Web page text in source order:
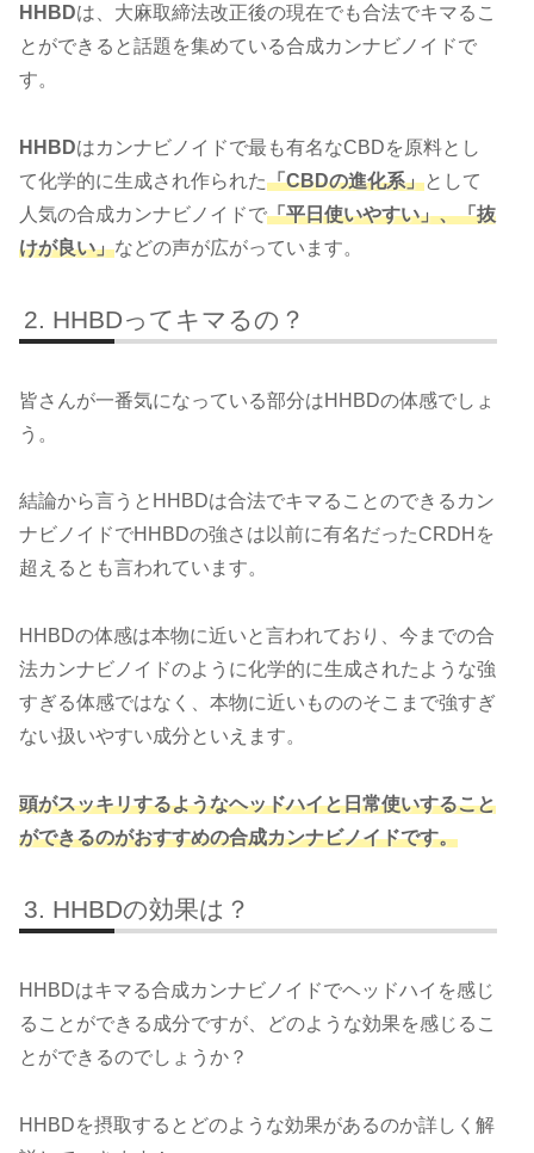
HHBDは、大麻取締法改正後の現在でも合法でキマるこ
とができると話題を集めている合成カンナビノイドで
す。
HHBDはカンナビノイドで最も有名なCBDを原料とし
て化学的に生成され作られた「CBDの進化系」として
人気の合成カンナビノイドで「平日使いやすい」、「抜
けが良い」などの声が広がっています。
HHBDってキマるの？
皆さんが一番気になっている部分はHHBDの体感でしょ
う。
結論から言うとHHBDは合法でキマることのできるカン
ナビノイドでHHBDの強さは以前に有名だったCRDHを
超えるとも言われています。
HHBDの体感は本物に近いと言われており、今までの合
法カンナビノイドのように化学的に生成されたような強
すぎる体感ではなく、本物に近いもののそこまで強すぎ
ない扱いやすい成分といえます。
頭がスッキリするようなヘッドハイと日常使いすること
ができるのがおすすめの合成カンナビノイドです。
HHBDの効果は？
HHBDはキマる合成カンナビノイドでヘッドハイを感じ
ることができる成分ですが、どのような効果を感じるこ
とができるのでしょうか？
HHBDを摂取するとどのような効果があるのか詳しく解